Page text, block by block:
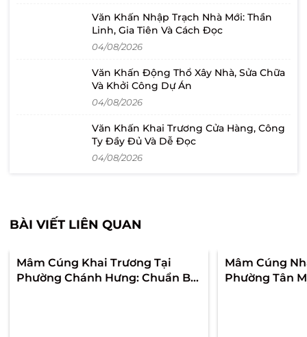
Văn Khấn Nhập Trạch Nhà Mới: Thần
Linh, Gia Tiên Và Cách Đọc
04/08/2026
Văn Khấn Động Thổ Xây Nhà, Sửa Chữa
Và Khởi Công Dự Án
04/08/2026
Văn Khấn Khai Trương Cửa Hàng, Công
Ty Đầy Đủ Và Dễ Đọc
04/08/2026
BÀI VIẾT LIÊN QUAN
Mâm Cúng Khai Trương Tại
Phường Chánh Hưng: Chuẩn Bị
Mâm Cúng
Phường Tân